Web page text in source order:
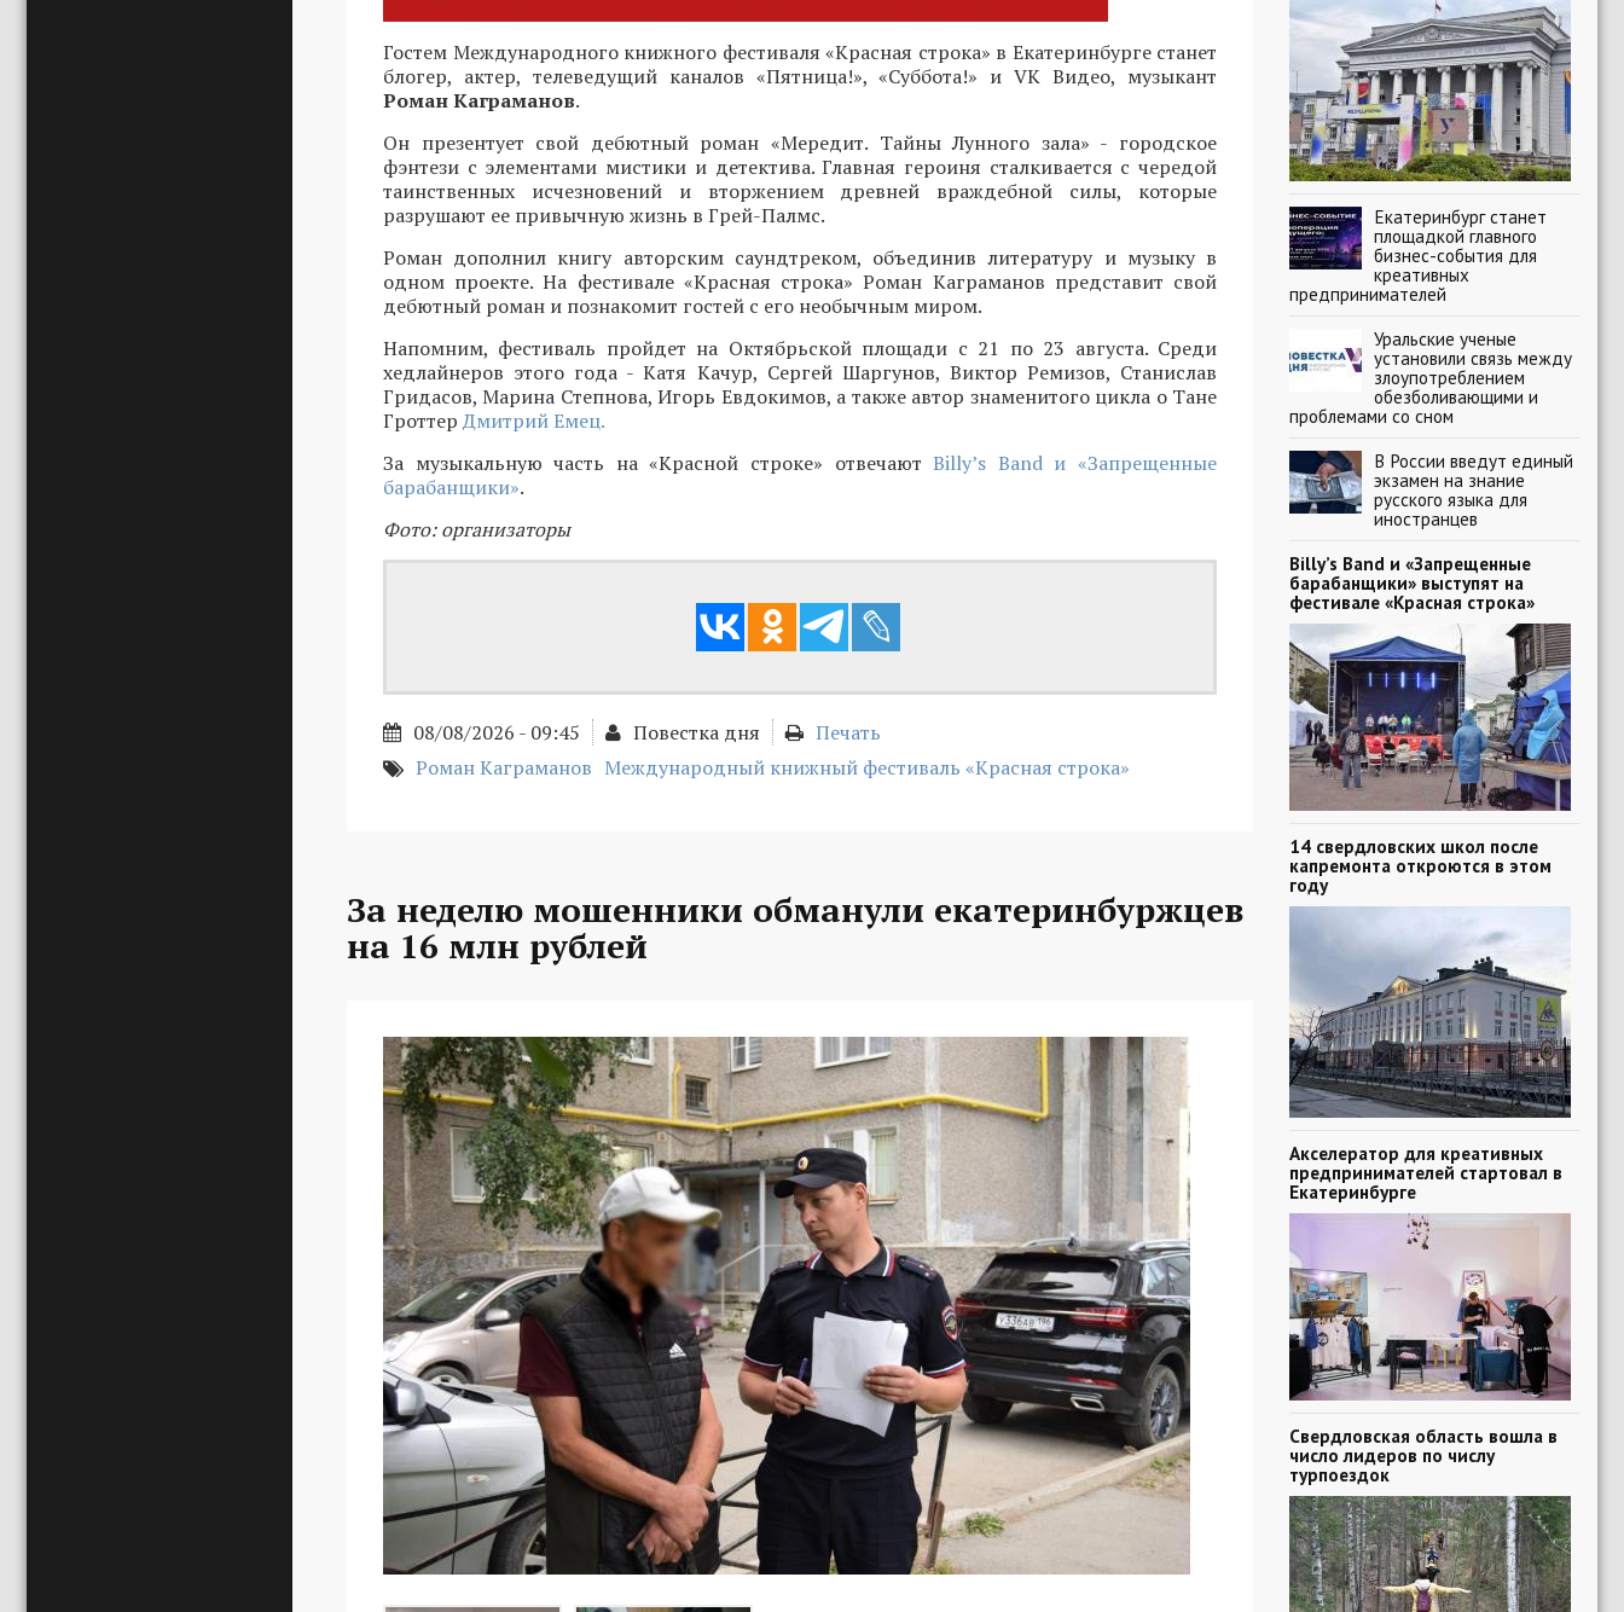
Гостем Международного книжного фестиваля «Красная строка» в Екатеринбурге станет
блогер, актер, телеведущий каналов «Пятница!», «Суббота!» и VK Видео, музыкант
Роман Каграманов.
Он презентует свой дебютный роман «Мередит. Тайны Лунного зала» - городское
фэнтези с элементами мистики и детектива. Главная героиня сталкивается с чередой
таинственных исчезновений и вторжением древней враждебной силы, которые
разрушают ее привычную жизнь в Грей-Палмс.
Роман дополнил книгу авторским саундтреком, объединив литературу и музыку в
одном проекте. На фестивале «Красная строка» Роман Каграманов представит свой
дебютный роман и познакомит гостей с его необычным миром.
Напомним, фестиваль пройдет на Октябрьской площади с 21 по 23 августа. Среди
хедлайнеров этого года - Катя Качур, Сергей Шаргунов, Виктор Ремизов, Станислав
Гридасов, Марина Степнова, Игорь Евдокимов, а также автор знаменитого цикла о Тане
ГроттерДмитрий Емец.
За музыкальную часть на «Красной строке» отвечаютBilly’s Band и «Запрещенные
барабанщики».
Фото: организаторы
08/08/2026 - 09:45 Повестка дня
Печать
Роман Каграманов Международный книжный фестиваль «Красная строка»
За неделю мошенники обманули екатеринбуржцев
на 16 млн рублей
Екатеринбург станет
площадкой главного
бизнес-события для
креативных
предпринимателей
Уральские ученые
установили связь между
злоупотреблением
обезболивающими и
проблемами со сном
В России введут единый
экзамен на знание
русского языка для
иностранцев
Billy’s Band и «Запрещенные
барабанщики» выступят на
фестивале «Красная строка»
14 свердловских школ после
капремонта откроются в этом
году
Акселератор для креативных
предпринимателей стартовал в
Екатеринбурге
Свердловская область вошла в
число лидеров по числу
турпоездок